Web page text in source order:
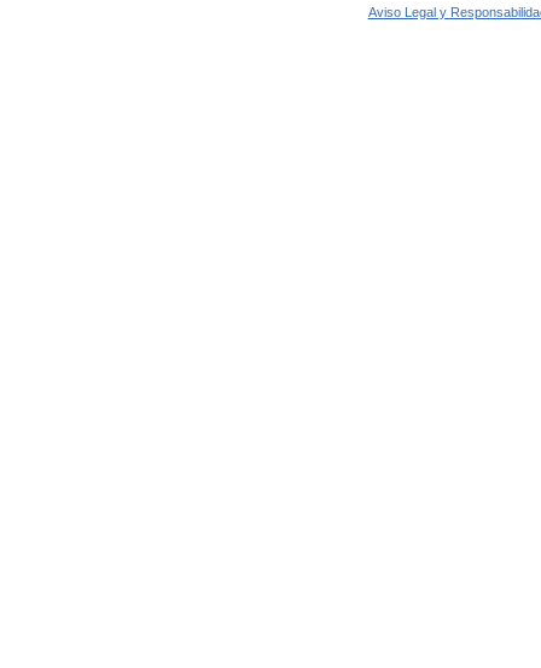
Aviso Legal y